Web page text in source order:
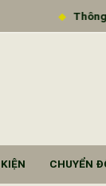
Thông báo
CHUYỂN